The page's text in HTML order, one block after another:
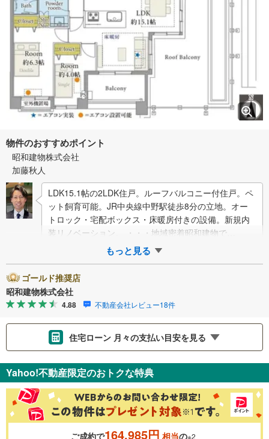
物件のおすすめポイント
昭和建物株式会社
加藤秋人
LDK15.1帖の2LDK住戸。ルーフバルコニー付住戸。ペ
ット飼育可能。JR中央線中野駅徒歩8分の立地。オー
トロック・宅配ボックス・床暖房付きの設備。新規内
装リノベーション。 ・・・地域密着昭和建物で
す・・・ 西荻窪に創業44年…
もっと見る
ゴールド推奨店
昭和建物株式会社
4.88 不動産会社レビュー18件
住宅ローン 月々の支払い目安を見る
金利 ％
Yahoo!不動産限定のおトクな特典
ご成約で164,985円 相当の※2